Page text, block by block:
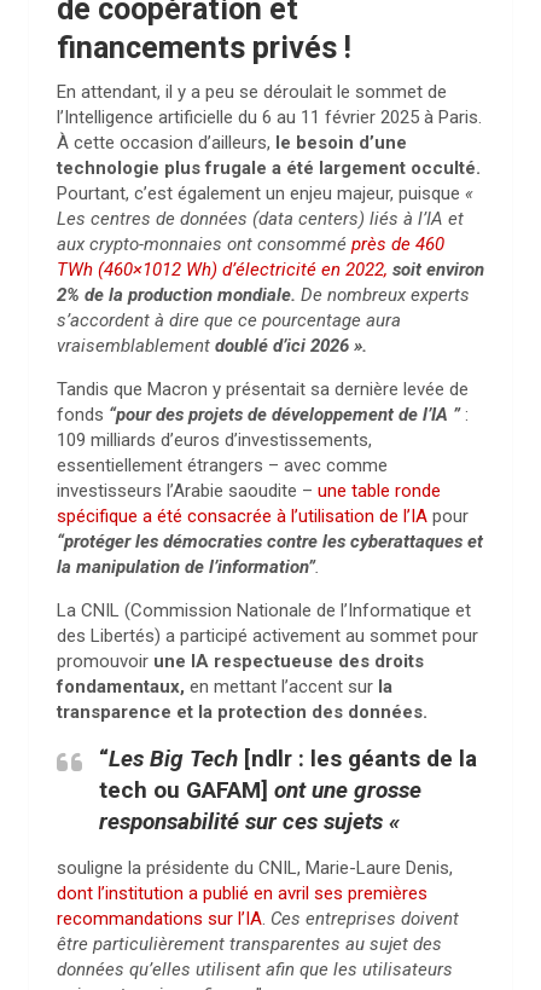
de coopération et
financements privés !
En attendant, il y a peu se déroulait le sommet de
l’Intelligence artificielle du 6 au 11 février 2025 à Paris.
À cette occasion d’ailleurs, le besoin d’une
technologie plus frugale a été largement occulté.
Pourtant, c’est également un enjeu majeur, puisque «
Les centres de données (data centers) liés à l’IA et
aux crypto-monnaies ont consommé près de 460
TWh (460×1012 Wh) d’électricité en 2022, soit environ
2% de la production mondiale. De nombreux experts
s’accordent à dire que ce pourcentage aura
vraisemblablement doublé d’ici 2026 ».
Tandis que Macron y présentait sa dernière levée de
fonds “pour des projets de développement de l’IA ” :
109 milliards d’euros d’investissements,
essentiellement étrangers – avec comme
investisseurs l’Arabie saoudite – une table ronde
spécifique a été consacrée à l’utilisation de l’IA pour
“protéger les démocraties contre les cyberattaques et
la manipulation de l’information”.
La CNIL (Commission Nationale de l’Informatique et
des Libertés) a participé activement au sommet pour
promouvoir une IA respectueuse des droits
fondamentaux, en mettant l’accent sur la
transparence et la protection des données.
“Les Big Tech [ndlr : les géants de la
tech ou GAFAM] ont une grosse
responsabilité sur ces sujets «
souligne la présidente du CNIL, Marie-Laure Denis,
dont l’institution a publié en avril ses premières
recommandations sur l’IA. Ces entreprises doivent
être particulièrement transparentes au sujet des
données qu’elles utilisent afin que les utilisateurs